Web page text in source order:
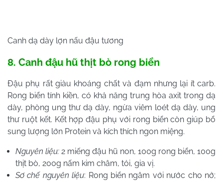
Canh dạ dày lợn nấu đậu tương
8. Canh đậu hũ thịt bò rong biển
Đậu phụ rất giàu khoáng chất và đạm nhưng lại ít carb.
Rong biển tính kiền, có khả năng trung hòa axit trong dạ
dày, phòng ung thư dạ dày, ngừa viêm loét dạ dày, ung
thư ruột kết. Kết hợp đậu phụ với rong biển còn giúp bổ
sung lượng lớn Protein và kích thích ngon miệng.
Nguyên liệu: 2 miếng đậu hũ non, 100g rong biển, 100g
thịt bò, 200g nấm kim châm, tỏi, gia vị.
Sơ chế nguyên liệu: Rong biển ngâm với nước cho nở;